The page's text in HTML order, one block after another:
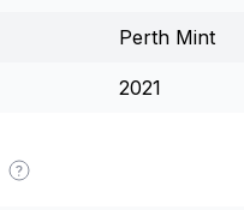
Perth Mint
2021